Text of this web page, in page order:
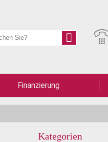
Finanzierung
Kategorien